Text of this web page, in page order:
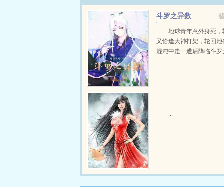
斗罗之异数
地球青年意外身死
又恰逢大神打架，轮回池
混沌中走一遭后降临斗罗
...